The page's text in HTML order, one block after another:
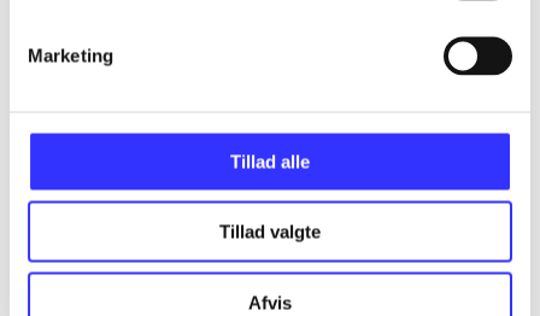
Marketing
Tillad alle
Tillad valgte
Afvis
...
...